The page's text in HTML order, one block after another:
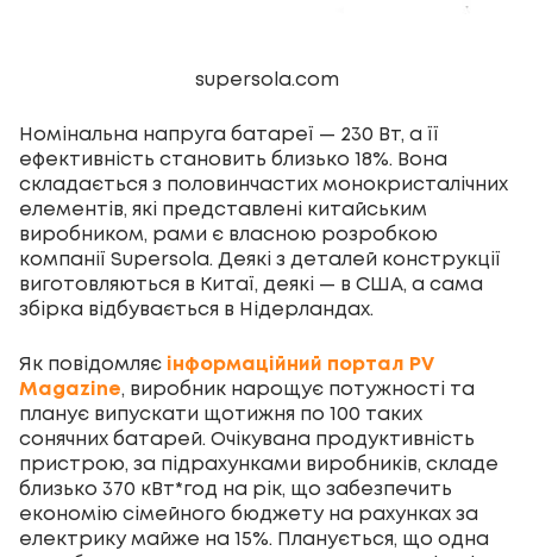
supersola.com
Номінальна напруга батареї — 230 Вт, а її
ефективність становить близько 18%. Вона
складається з половинчастих монокристалічних
елементів, які представлені китайським
виробником, рами є власною розробкою
компанії Supersola. Деякі з деталей конструкції
виготовляються в Китаї, деякі — в США, а сама
збірка відбувається в Нідерландах.
Як повідомляє інформаційний портал PV
Magazine, виробник нарощує потужності та
планує випускати щотижня по 100 таких
сонячних батарей. Очікувана продуктивність
пристрою, за підрахунками виробників, складе
близько 370 кВт*год на рік, що забезпечить
економію сімейного бюджету на рахунках за
електрику майже на 15%. Планується, що одна